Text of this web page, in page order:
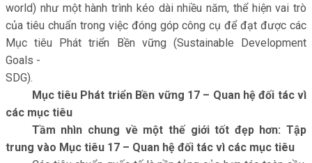
world) như một hành trình kéo dài nhiều năm, thể hiện vai trò
của tiêu chuẩn trong việc đóng góp công cụ để đạt được các
Mục tiêu Phát triển Bền vững (Sustainable Development
Goals -
SDG).
Mục tiêu Phát triển Bền vững 17 – Quan hệ đối tác vì
các mục tiêu
Tầm nhìn chung về một thế giới tốt đẹp hơn: Tập
trung vào Mục tiêu 17 – Quan hệ đối tác vì các mục tiêu